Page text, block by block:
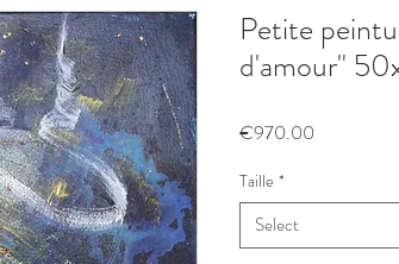
Petite
d'amour"
€970.00
Taille *
Select